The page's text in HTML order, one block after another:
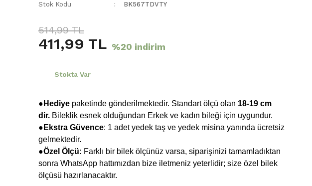
Stok Kodu BK567TDVTY
514,99 TL
411,99 TL %20 indirim
Stokta Var
●Hediyepaketinde gönderilmektedir. Standart ölçü olan 18-19 cm
dir. Bileklik esnek olduğundan Erkek ve kadın bileği için uygundur.
● Ekstra Güvence: 1 adet yedek taş ve yedek misina yanında ücretsiz
gelmektedir.
●Özel Ölçü: Farklı bir bilek ölçünüz varsa, siparişinizi tamamladıktan
sonra WhatsApp hattımızdan bize iletmeniz yeterlidir; size özel bilek
ölçüsü hazırlanacaktır.